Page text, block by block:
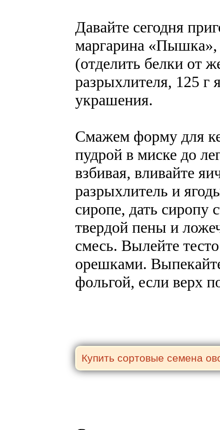
Давайте сегодня
маргарина «Пышка»,
(отделить белки от
разрыхлителя, 125 г
украшения.
Смажем форму для
пудрой в миске до
взбивая, вливайте
разрыхлитель и
сиропе, дать сиропу
твердой пены и
смесь. Вылейте
орешками.
фольгой, если верх